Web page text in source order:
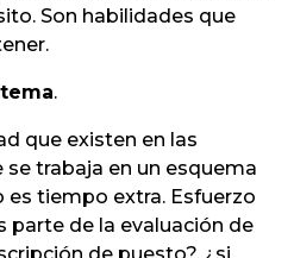
Son habilidades que
.
que existen en las
trabaja en un esquema
es tiempo extra. Esfuerzo
parte de la evaluación de
de puesto?, ¿si